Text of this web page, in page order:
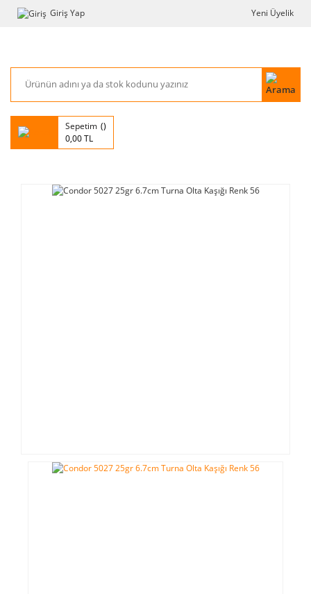
Giriş Yap Yeni Üyelik
Sepetim
0,00 TL